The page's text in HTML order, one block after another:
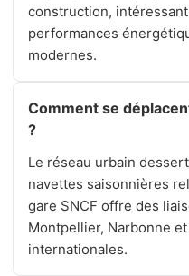
construction,
performances
modernes.
Comment se
?
Le réseau urbain
navettes saisonnières
gare SNCF offre des
Montpellier, Narbonne
internationales.